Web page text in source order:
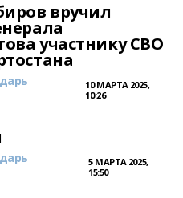
вручил
участнику СВО
10 МАРТА 2025,
10:26
5 МАРТА 2025,
15:50